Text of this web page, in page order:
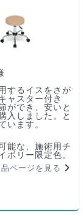
するイスをさが
ャスター付き
ができ、安いと
入しました。と
います。
能な、施術用チ
ボリー限定色。
ページを見る